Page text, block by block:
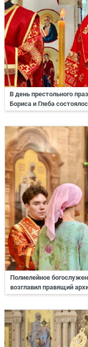
В день престольного
Бориса и Глеба
Полиелейное
возглавил правящий